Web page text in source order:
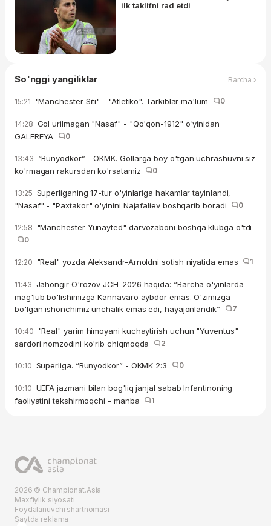
ilk taklifni rad etdi
So'nggi yangiliklar Barcha ›
15:21 "Manchester Siti" - "Atletiko". Tarkiblar ma'lum 0
14:28 Gol urilmagan "Nasaf" - "Qo'qon-1912" o'yinidan
GALEREYA
0
13:43 “Bunyodkor” - OKMK. Gollarga boy o'tgan uchrashuvni siz
ko'rmagan rakursdan ko'rsatamiz
0
13:25 Superliganing 17-tur o'yinlariga hakamlar tayinlandi,
"Nasaf" - "Paxtakor" o'yinini Najafaliev boshqarib boradi
0
12:58 "Manchester Yunayted" darvozaboni boshqa klubga o'tdi
0
12:20 "Real" yozda Aleksandr-Arnoldni sotish niyatida emas 1
11:43 Jahongir O'rozov JCH-2026 haqida: “Barcha o'yinlarda
mag'lub bo'lishimizga Kannavaro aybdor emas. O'zimizga
bo'lgan ishonchimiz unchalik emas edi, hayajonlandik”
7
10:40 "Real" yarim himoyani kuchaytirish uchun "Yuventus"
sardori nomzodini ko'rib chiqmoqda
2
10:10 Superliga. “Bunyodkor” - OKMK 2:3 0
10:10 UEFA jazmani bilan bog'liq janjal sabab Infantinoning
faoliyatini tekshirmoqchi - manba
1
2026 © Championat.Asia
Maxfiylik siyosati
Foydalanuvchi shartnomasi
Saytda reklama